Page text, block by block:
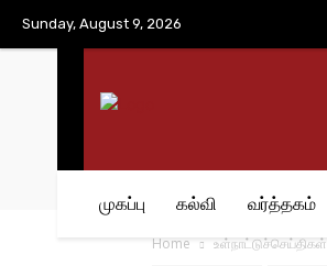
Sunday, August 9, 2026
முகப்பு கல்வி வர்த்தகம்
Home உள்நாட்டுச்செய்திகள்